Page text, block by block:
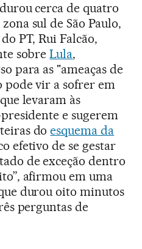
cerca de quatro
sul de São Paulo,
PT, Rui Falcão,
sobreLula,
para as "ameaças de
pode vir a sofrer em
levaram às
e sugerem
doesquema da
efetivo de se gestar
de exceção dentro
afirmou em uma
durou oito minutos
perguntas de